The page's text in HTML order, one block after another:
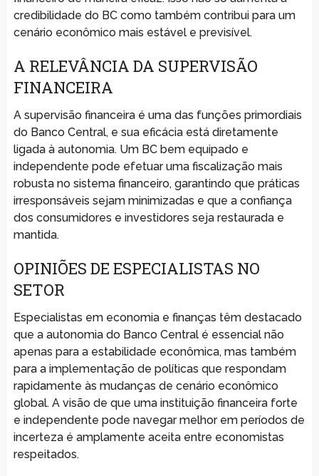
credibilidade do BC como também contribui para um
cenário econômico mais estável e previsível.
A RELEVÂNCIA DA SUPERVISÃO
FINANCEIRA
A supervisão financeira é uma das funções primordiais
do Banco Central, e sua eficácia está diretamente
ligada à autonomia. Um BC bem equipado e
independente pode efetuar uma fiscalização mais
robusta no sistema financeiro, garantindo que práticas
irresponsáveis sejam minimizadas e que a confiança
dos consumidores e investidores seja restaurada e
mantida.
OPINIÕES DE ESPECIALISTAS NO
SETOR
Especialistas em economia e finanças têm destacado
que a autonomia do Banco Central é essencial não
apenas para a estabilidade econômica, mas também
para a implementação de políticas que respondam
rapidamente às mudanças de cenário econômico
global. A visão de que uma instituição financeira forte
e independente pode navegar melhor em períodos de
incerteza é amplamente aceita entre economistas
respeitados.